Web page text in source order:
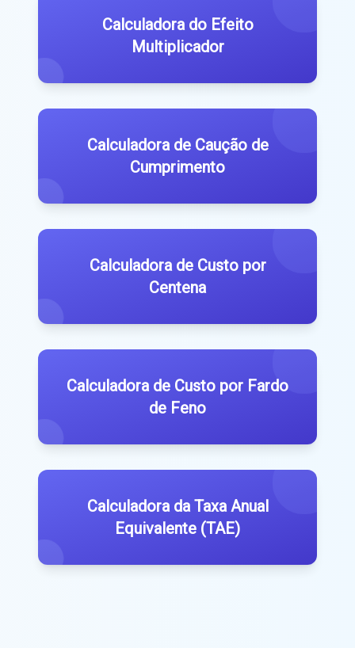
Calculadora do Efeito
Multiplicador
Calculadora de Caução de
Cumprimento
Calculadora de Custo por
Centena
Calculadora de Custo por Fardo
de Feno
Calculadora da Taxa Anual
Equivalente (TAE)